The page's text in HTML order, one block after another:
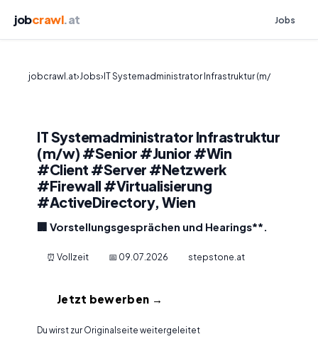
jobcrawl.at Jobs
jobcrawl.at›Jobs›IT Systemadministrator Infrastruktur (m/
IT Systemadministrator Infrastruktur
(m/w) #Senior #Junior #Win
#Client #Server #Netzwerk
#Firewall #Virtualisierung
#ActiveDirectory, Wien
🏢 Vorstellungsgesprächen und Hearings**.
⏰ Vollzeit 📅 09.07.2026 stepstone.at
Jetzt bewerben →
Du wirst zur Originalseite weitergeleitet